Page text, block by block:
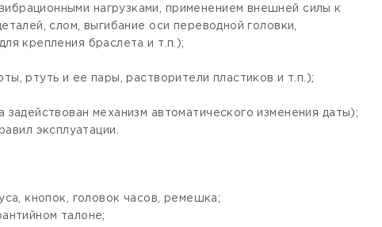
нагрузками, применением внешней силы к
слом, выгибание оси переводной головки,
крепления браслета и т.п.);
ртуть и ее пары, растворители пластиков и т.п.);
механизм автоматического изменения даты);
эксплуатации.
кнопок, головок часов, ремешка;
талоне;